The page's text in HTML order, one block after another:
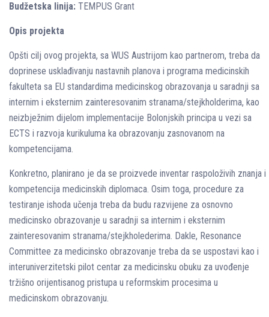
Budžetska linija: TEMPUS Grant
Opis projekta
Opšti cilj ovog projekta, sa WUS Austrijom kao partnerom, treba da
doprinese usklađivanju nastavnih planova i programa medicinskih
fakulteta sa EU standardima medicinskog obrazovanja u saradnji sa
internim i eksternim zainteresovanim stranama/stejkholderima, kao
neizbježnim dijelom implementacije Bolonjskih principa u vezi sa
ECTS i razvoja kurikuluma ka obrazovanju zasnovanom na
kompetencijama.
Konkretno, planirano je da se proizvede inventar raspoloživih znanja i
kompetencija medicinskih diplomaca. Osim toga, procedure za
testiranje ishoda učenja treba da budu razvijene za osnovno
medicinsko obrazovanje u saradnji sa internim i eksternim
zainteresovanim stranama/stejkholederima. Dakle, Resonance
Committee za medicinsko obrazovanje treba da se uspostavi kao i
interuniverzitetski pilot centar za medicinsku obuku za uvođenje
tržišno orijentisanog pristupa u reformskim procesima u
medicinskom obrazovanju.